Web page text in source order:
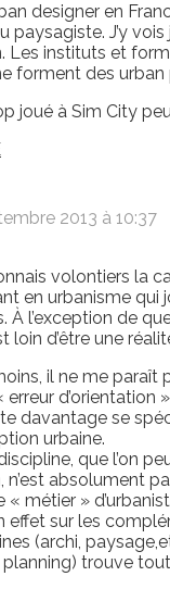
designer en
paysagiste. J’y
Les instituts et
forment des urban
joué à Sim City
2013 à 10:37
volontiers la
en urbanisme qui
À l’exception de
loin d’être une
il ne me paraît
erreur d’orientation
davantage se
urbaine.
que l’on
n’est absolument
« métier »
effet sur les
(archi,
planning) trouve